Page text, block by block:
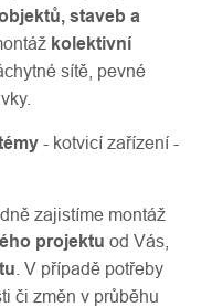
staveb a
kolektivní
sítě, pevné
- kotvicí zařízení -
zajistíme montáž
projektu od Vás,
. V případě potřeby
či změn v průběhu